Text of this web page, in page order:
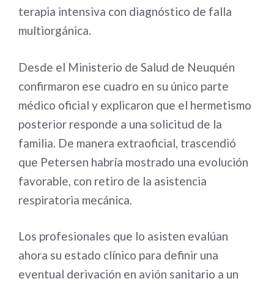
terapia intensiva con diagnóstico de falla
multiorgánica.
Desde el Ministerio de Salud de Neuquén
confirmaron ese cuadro en su único parte
médico oficial y explicaron que el hermetismo
posterior responde a una solicitud de la
familia. De manera extraoficial, trascendió
que Petersen habría mostrado una evolución
favorable, con retiro de la asistencia
respiratoria mecánica.
Los profesionales que lo asisten evalúan
ahora su estado clínico para definir una
eventual derivación en avión sanitario a un